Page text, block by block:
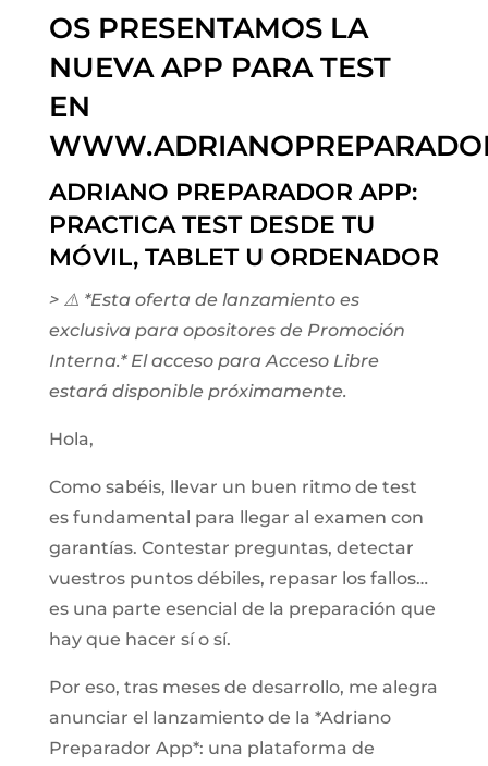
OS PRESENTAMOS LA
NUEVA APP PARA TEST
EN
ADRIANO PREPARADOR APP:
PRACTICA TEST DESDE TU
MÓVIL, TABLET U ORDENADOR
> ⚠️ *Esta oferta de lanzamiento es
exclusiva para opositores de Promoción
Interna.* El acceso para Acceso Libre
estará disponible próximamente.
Hola,
Como sabéis, llevar un buen ritmo de test
es fundamental para llegar al examen con
garantías. Contestar preguntas, detectar
vuestros puntos débiles, repasar los fallos…
es una parte esencial de la preparación que
hay que hacer sí o sí.
Por eso, tras meses de desarrollo, me alegra
anunciar el lanzamiento de la *Adriano
Preparador App*: una plataforma de